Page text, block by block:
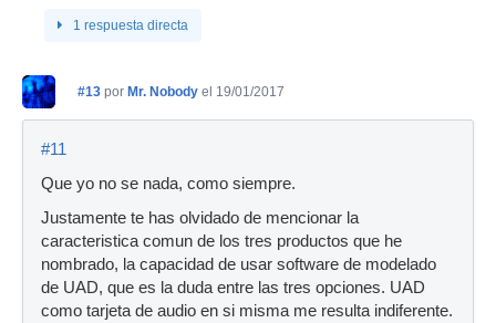
1 respuesta directa
#13 por Mr. Nobody el 19/01/2017
#11
Que yo no se nada, como siempre.
Justamente te has olvidado de mencionar la
caracteristica comun de los tres productos que he
nombrado, la capacidad de usar software de modelado
de UAD, que es la duda entre las tres opciones. UAD
como tarjeta de audio en si misma me resulta indiferente.